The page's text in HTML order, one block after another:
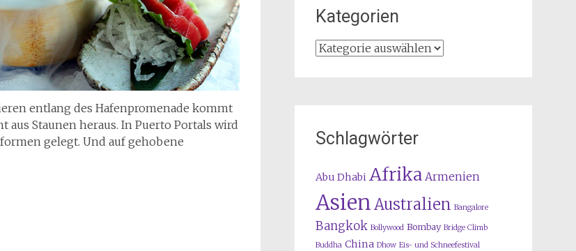
entlang des Hafenpromenade kommt
Staunen heraus. In Puerto Portals wird
gelegt. Und auf gehobene
Kategorien
Kategorien
Schlagwörter
Abu Dhabi Afrika Armenien
AsienAustralien Bangalore
Bangkok Bollywood Bombay Bridge Climb
Buddha China Dhow Eis- und Schneefestival